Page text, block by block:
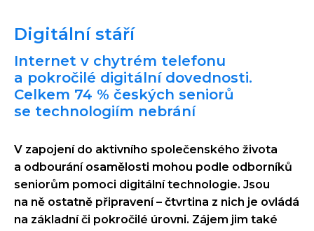
Digitální stáří
Internet v chytrém telefonu
a pokročilé digitální dovednosti.
Celkem 74 % českých seniorů
se technologiím nebrání
V zapojení do aktivního společenského života
a odbourání osamělosti mohou podle odborníků
seniorům pomoci digitální technologie. Jsou
na ně ostatně připravení – čtvrtina z nich je ovládá
na základní či pokročilé úrovni. Zájem jim také